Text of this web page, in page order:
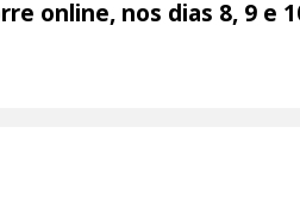
online, nos dias 8, 9 e